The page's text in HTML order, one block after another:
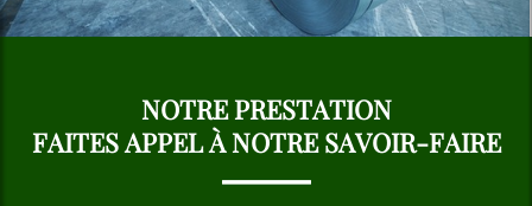
NOTRE PRESTATION
FAITES APPEL À NOTRE SAVOIR-FAIRE